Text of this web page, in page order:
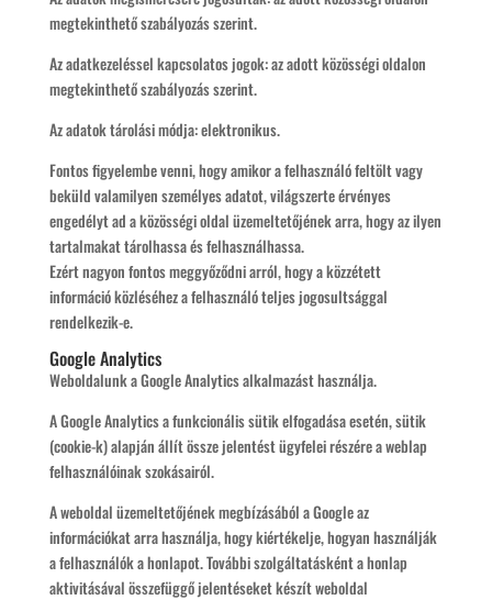
megtekinthető szabályozás szerint.
Az adatkezeléssel kapcsolatos jogok: az adott közösségi oldalon
megtekinthető szabályozás szerint.
Az adatok tárolási módja: elektronikus.
Fontos figyelembe venni, hogy amikor a felhasználó feltölt vagy
beküld valamilyen személyes adatot, világszerte érvényes
engedélyt ad a közösségi oldal üzemeltetőjének arra, hogy az ilyen
tartalmakat tárolhassa és felhasználhassa.
Ezért nagyon fontos meggyőződni arról, hogy a közzétett
információ közléséhez a felhasználó teljes jogosultsággal
rendelkezik-e.
Google Analytics
Weboldalunk a Google Analytics alkalmazást használja.
A Google Analytics a funkcionális sütik elfogadása esetén, sütik
(cookie-k) alapján állít össze jelentést ügyfelei részére a weblap
felhasználóinak szokásairól.
A weboldal üzemeltetőjének megbízásából a Google az
információkat arra használja, hogy kiértékelje, hogyan használják
a felhasználók a honlapot. További szolgáltatásként a honlap
aktivitásával összefüggő jelentéseket készít weboldal